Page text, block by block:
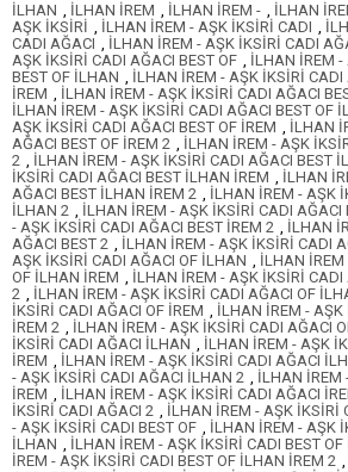
İLHAN , İLHAN İREM , İLHAN İREM - , İLHAN
AŞK İKSİRİ , İLHAN İREM - AŞK İKSİRİ CADI ,
CADI AĞACI , İLHAN İREM - AŞK İKSİRİ CADI
AŞK İKSİRİ CADI AĞACI BEST OF , İLHAN İREM -
BEST OF İLHAN , İLHAN İREM - AŞK İKSİRİ CADI
İREM , İLHAN İREM - AŞK İKSİRİ CADI AĞACI
İLHAN İREM - AŞK İKSİRİ CADI AĞACI BEST OF
AŞK İKSİRİ CADI AĞACI BEST OF İREM , İLHAN
AĞACI BEST OF İREM 2 , İLHAN İREM - AŞK
2 , İLHAN İREM - AŞK İKSİRİ CADI AĞACI BEST
İKSİRİ CADI AĞACI BEST İLHAN İREM , İLHAN
AĞACI BEST İLHAN İREM 2 , İLHAN İREM - AŞK
İLHAN 2 , İLHAN İREM - AŞK İKSİRİ CADI AĞACI
- AŞK İKSİRİ CADI AĞACI BEST İREM 2 , İLHAN
AĞACI BEST 2 , İLHAN İREM - AŞK İKSİRİ CADI
AŞK İKSİRİ CADI AĞACI OF İLHAN , İLHAN
OF İLHAN İREM , İLHAN İREM - AŞK İKSİRİ
2 , İLHAN İREM - AŞK İKSİRİ CADI AĞACI OF
İKSİRİ CADI AĞACI OF İREM , İLHAN İREM - AŞK
İREM 2 , İLHAN İREM - AŞK İKSİRİ CADI AĞACI
İKSİRİ CADI AĞACI İLHAN , İLHAN İREM - AŞK
İREM , İLHAN İREM - AŞK İKSİRİ CADI AĞACI
- AŞK İKSİRİ CADI AĞACI İLHAN 2 , İLHAN İREM
İREM , İLHAN İREM - AŞK İKSİRİ CADI AĞACI
İKSİRİ CADI AĞACI 2 , İLHAN İREM - AŞK İKSİRİ
- AŞK İKSİRİ CADI BEST OF , İLHAN İREM - AŞK
İLHAN , İLHAN İREM - AŞK İKSİRİ CADI BEST
İREM - AŞK İKSİRİ CADI BEST OF İLHAN İREM 2 ,